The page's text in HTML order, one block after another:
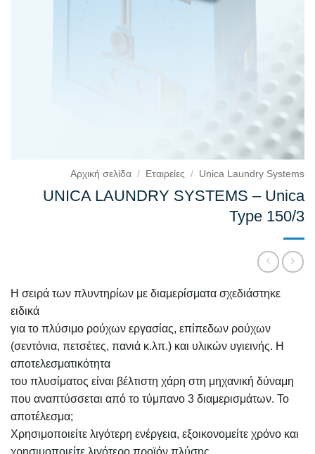
Αρχική σελίδα / Εταιρείες / Unica Laundry Systems
UNICA LAUNDRY SYSTEMS – Unica
Type 150/3
Η σειρά των πλυντηρίων με διαμερίσματα σχεδιάστηκε
ειδικά
για το πλύσιμο ρούχων εργασίας, επίπεδων ρούχων
(σεντόνια, πετσέτες, πανιά κ.λπ.) και υλικών υγιεινής. Η
αποτελεσματικότητα
του πλυσίματος είναι βέλτιστη χάρη στη μηχανική δύναμη
που αναπτύσσεται από το τύμπανο 3 διαμερισμάτων. Το
αποτέλεσμα;
Χρησιμοποιείτε λιγότερη ενέργεια, εξοικονομείτε χρόνο και